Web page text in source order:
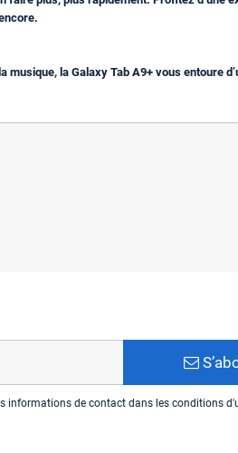
la Galaxy Tab A9+ vous entoure
informations de contact dans les conditions